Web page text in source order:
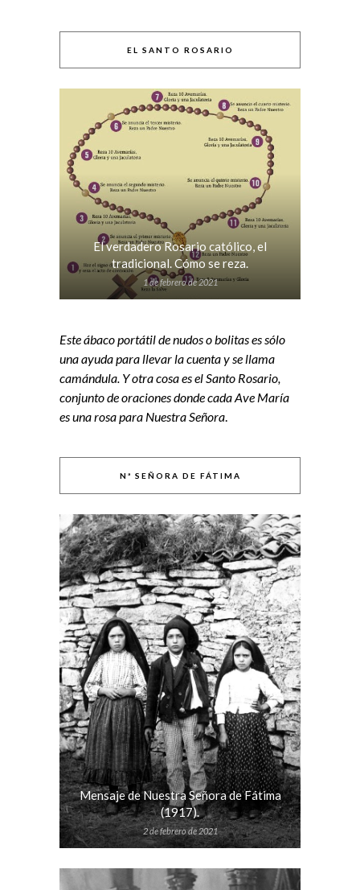
EL SANTO ROSARIO
El verdadero Rosario católico, el
tradicional. Cómo se reza.
1 de febrero de 2021
Este ábaco portátil de nudos o bolitas es sólo
una ayuda para llevar la cuenta y se llama
camándula. Y otra cosa es el Santo Rosario,
conjunto de oraciones donde cada Ave María
es una rosa para Nuestra Señora.
Nª SEÑORA DE FÁTIMA
Mensaje de Nuestra Señora de Fátima
(1917).
2 de febrero de 2021